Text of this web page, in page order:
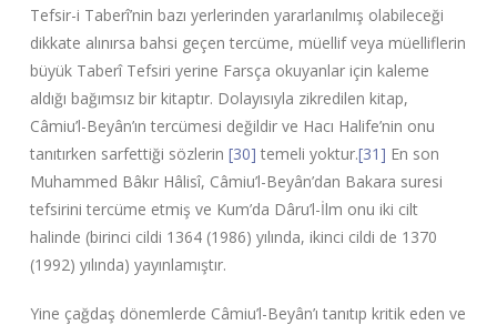
Tefsir-i Taberî’nin bazı yerlerinden yararlanılmış olabileceği
dikkate alınırsa bahsi geçen tercüme, müellif veya müelliflerin
büyük Taberî Tefsiri yerine Farsça okuyanlar için kaleme
aldığı bağımsız bir kitaptır. Dolayısıyla zikredilen kitap,
Câmiu’l-Beyân’ın tercümesi değildir ve Hacı Halife’nin onu
tanıtırken sarfettiği sözlerin [30] temeli yoktur.[31] En son
Muhammed Bâkır Hâlisî, Câmiu’l-Beyân’dan Bakara suresi
tefsirini tercüme etmiş ve Kum’da Dâru’l-İlm onu iki cilt
halinde (birinci cildi 1364 (1986) yılında, ikinci cildi de 1370
(1992) yılında) yayınlamıştır.
Yine çağdaş dönemlerde Câmiu’l-Beyân’ı tanıtıp kritik eden ve